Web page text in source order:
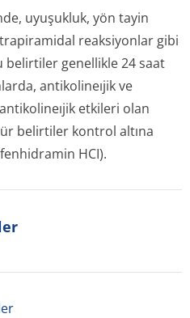
uyuşukluk, yön tayin
reaksiyonlar gibi
belirtiler genellikle 24 saat
antikolineıjik ve
etkileri olan
belirtiler kontrol altına
HCI).